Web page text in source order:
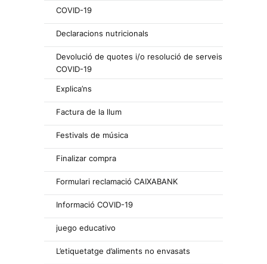
COVID-19
Declaracions nutricionals
Devolució de quotes i/o resolució de serveis
COVID-19
Explica’ns
Factura de la llum
Festivals de música
Finalizar compra
Formulari reclamació CAIXABANK
Informació COVID-19
juego educativo
L’etiquetatge d’aliments no envasats